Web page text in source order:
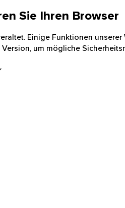
Sie Ihren Browser
Einige Funktionen
um mögliche